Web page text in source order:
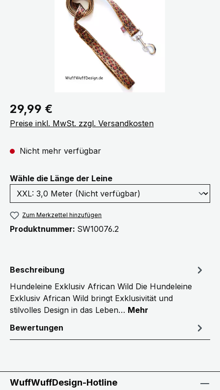
Regulärer Preis:
29,99 €
Preise inkl. MwSt. zzgl. Versandkosten
Nicht mehr verfügbar
Wähle die Länge der Leineauswählen
Zum Merkzettel hinzufügen
Produktnummer: SW10076.2
Beschreibung
Hundeleine Exklusiv African Wild Die Hundeleine
Exklusiv African Wild bringt Exklusivität und
stilvolles Design in das Leben… Mehr
Bewertungen
WuffWuffDesign-Hotline